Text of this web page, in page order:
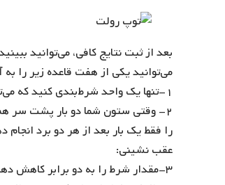
بعد از ثبت نتایج کافی، می‌توانید
می‌توانید یکی از هفت قاعده زیر را
۱-تنها یک واحد شرط‌بندی کنید که می‌تواند حداقل مقدار چیپ کازینو آنلاین باشد.
۲- وقتی ستون شما دو بار پشت سر
را فقط یک بار بعد از هر دو برد
عقب نشینی:
۳-مقدار شرط را به دو برابر کاهش دهید، مهم نیست که شرط را برنده یا بازنده شوید (به قانون ۲ مراجعه کنید).